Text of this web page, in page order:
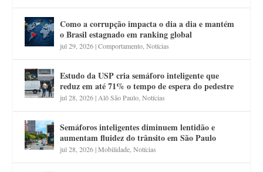
Como a corrupção impacta o dia a dia e mantém
o Brasil estagnado em ranking global
jul 29, 2026|Comportamento ,Notícias
Estudo da USP cria semáforo inteligente que
reduz em até 71% o tempo de espera do pedestre
jul 28, 2026| Alô São Paulo ,Notícias
Semáforos inteligentes diminuem lentidão e
aumentam fluidez do trânsito em São Paulo
jul 28, 2026|Mobilidade ,Notícias